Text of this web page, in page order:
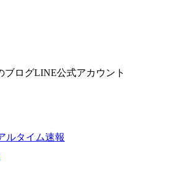
ブログLINE公式アカウント
ルタイム速報